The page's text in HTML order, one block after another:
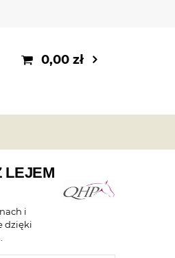
0,00 zł
LEJEM
i
dzięki